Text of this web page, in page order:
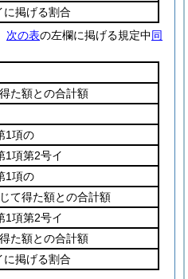
掲げる割合
次の表の左欄に掲げる規定中同
た額との合計額
1項の
1項第2号イ
1項の
て得た額との合計額
1項第2号イ
た額との合計額
掲げる割合